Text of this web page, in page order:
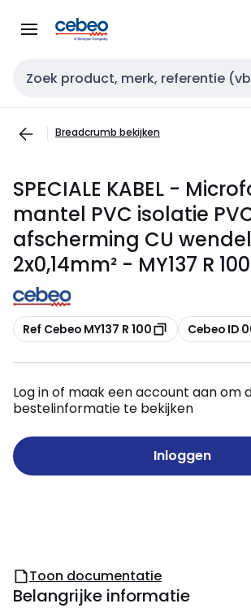
naar
naar
Zoekveld invoer
Breadcrumb bekijken
SPECIALE KABEL -
mantel PVC isolatie
afscherming CU wendel
2x0,14mm² - MY137 R 100
Kopiëren
Ref Cebeo MY137 R 100 Kopiëren
Cebeo ID
Log in of maak een account aan om
bestelinformatie te bekijken
Inloggen
Toon documentatie
Belangrijke informatie